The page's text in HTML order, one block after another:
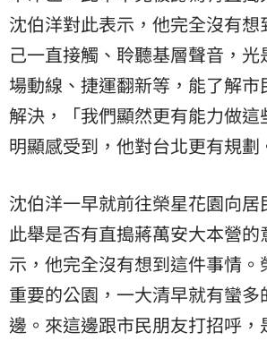
沈伯洋對此表示，他完全沒有想
己一直接觸、聆聽基層聲音，
場動線、捷運翻新等，能了解市
解決，「我們顯然更有能力做這
明顯感受到，他對台北更有規劃
沈伯洋一早就前往榮星花園向居
此舉是否有直搗蔣萬安大本營的
示，他完全沒有想到這件事情。
重要的公園，一大清早就有蠻多
邊。來這邊跟市民朋友打招呼，